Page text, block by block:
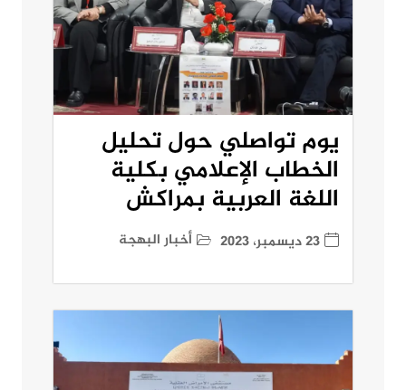
يوم تواصلي حول تحليل
الخطاب الإعلامي بكلية
اللغة العربية بمراكش
23 ديسمبر، 2023 أخبار البهجة